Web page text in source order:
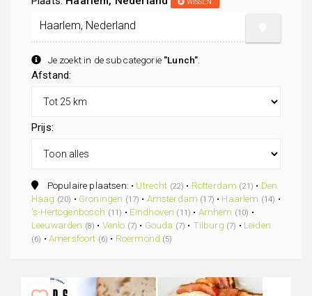
Je zoekt in de subcategorie "Lunch"
Afstand:
Prijs:
Populaire plaatsen: • Utrecht (22) • Rotterdam (21) • Den
Haag (20) • Groningen (17) • Amsterdam (17) • Haarlem (14) •
's-Hertogenbosch (11) • Eindhoven (11) • Arnhem (10) •
Leeuwarden (8) • Venlo (7) • Gouda (7) • Tilburg (7) • Leiden
(6) • Amersfoort (6) • Roermond (5)